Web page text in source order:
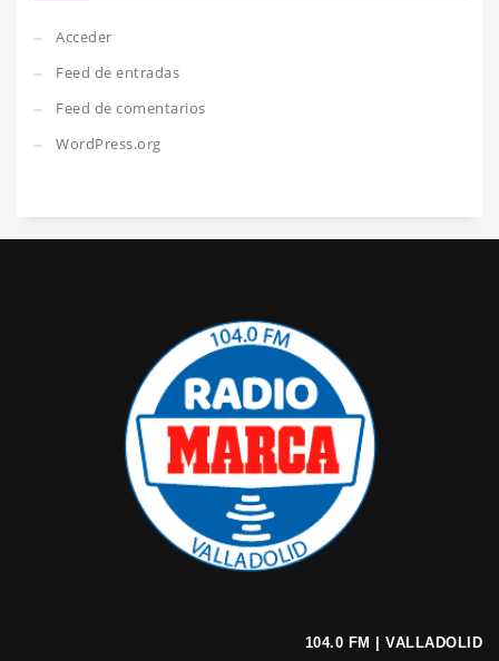
Acceder
Feed de entradas
Feed de comentarios
WordPress.org
104.0 FM | VALLADOLID